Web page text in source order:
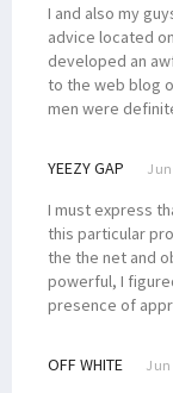
I and also my
advice located
developed an
to the web blog
men were
YEEZY GAP
I must express
this particular
the the net and
powerful, I
presence of
OFF WHITE Jun